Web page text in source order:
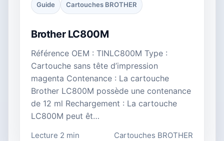
Guide Cartouches BROTHER
Brother LC800M
Référence OEM : TINLC800M Type :
Cartouche sans tête d’impression
magenta Contenance : La cartouche
Brother LC800M possède une contenance
de 12 ml Rechargement : La cartouche
LC800M peut êt…
Lecture 2 min Cartouches BROTHER